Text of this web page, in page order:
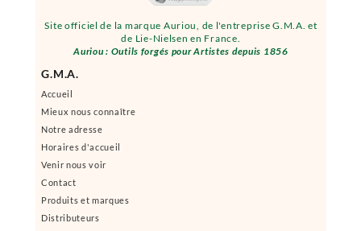
Site officiel de la marque Auriou, de l'entreprise G.M.A. et
de Lie-Nielsen en France.
Auriou : Outils forgés pour Artistes depuis 1856
G.M.A.
Accueil
Mieux nous connaître
Notre adresse
Horaires d'accueil
Venir nous voir
Contact
Produits et marques
Distributeurs